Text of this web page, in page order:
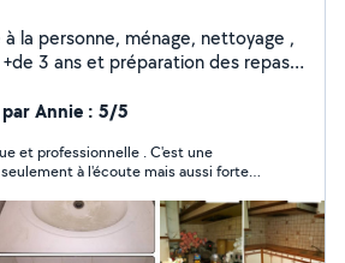
à la personne, ménage, nettoyage ,
des repas
Annie : 5/5
une
Je suis très contente de son travail. Merci Kahina.